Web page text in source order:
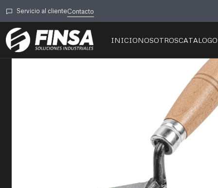
INICIONOSOTROSCATALOGO
Servicio al clienteContacto